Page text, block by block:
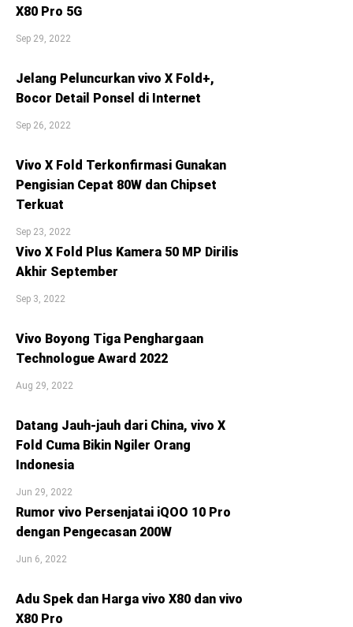
X80 Pro 5G
Sep 29, 2022
Jelang Peluncurkan vivo X Fold+,
Bocor Detail Ponsel di Internet
Sep 26, 2022
Vivo X Fold Terkonfirmasi Gunakan
Pengisian Cepat 80W dan Chipset
Terkuat
Sep 23, 2022
Vivo X Fold Plus Kamera 50 MP Dirilis
Akhir September
Sep 3, 2022
Vivo Boyong Tiga Penghargaan
Technologue Award 2022
Aug 29, 2022
Datang Jauh-jauh dari China, vivo X
Fold Cuma Bikin Ngiler Orang
Indonesia
Jun 29, 2022
Rumor vivo Persenjatai iQOO 10 Pro
dengan Pengecasan 200W
Jun 6, 2022
Adu Spek dan Harga vivo X80 dan vivo
X80 Pro